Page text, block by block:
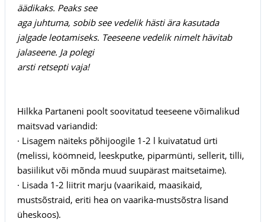
äädikaks. Peaks see
aga juhtuma, sobib see vedelik hästi ära kasutada
jalgade leotamiseks. Teeseene vedelik nimelt hävitab
jalaseene. Ja polegi
arsti retsepti vaja!
Hilkka Partaneni poolt soovitatud teeseene võimalikud
maitsvad variandid:
· Lisagem näiteks põhijoogile 1-2 l kuivatatud ürti
(melissi, köömneid, leeskputke, piparmünti, sellerit, tilli,
basiilikut või mõnda muud suupärast maitsetaime).
· Lisada 1-2 liitrit marju (vaarikaid, maasikaid,
mustsõstraid, eriti hea on vaarika-mustsõstra lisand
üheskoos).